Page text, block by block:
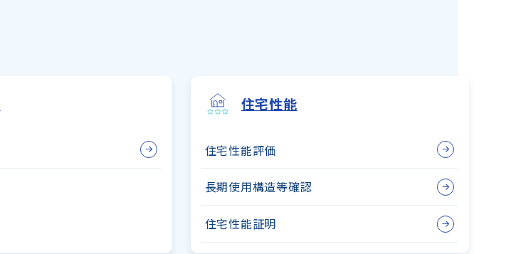
住宅性能
住宅性能評価
長期使用構造等確認
住宅性能証明